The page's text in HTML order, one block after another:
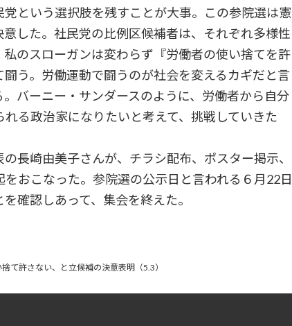
という選択肢を残すことが大事。この参院選は憲
した。社民党の比例区候補者は、それぞれ多様性
のスローガンは変わらず『労働者の使い捨てを許
う。労働運動で闘うのが社会を変えるカギだと言
バーニー・サンダースのように、労働者から自分
る政治家になりたいと考えて、挑戦していきた
長崎由美子さんが、チラシ配布、ポスター掲示、
おこなった。参院選の公示日と言われる６月22日
確認しあって、集会を終えた。
て許さない、と立候補の決意表明（5.3）